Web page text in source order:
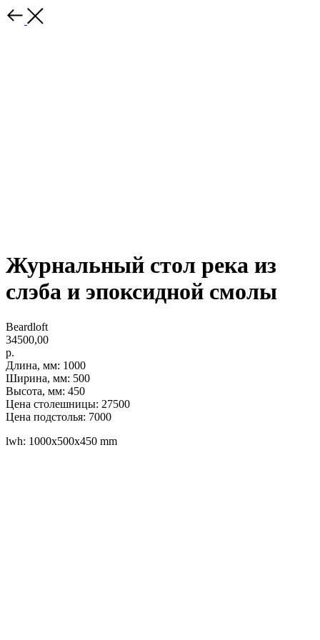
Журнальный стол река из
слэба и эпоксидной смолы
Beardloft
34500,00
р.
Длина, мм: 1000
Ширина, мм: 500
Высота, мм: 450
Цена столешницы: 27500
Цена подстолья: 7000
lwh: 1000x500x450 mm